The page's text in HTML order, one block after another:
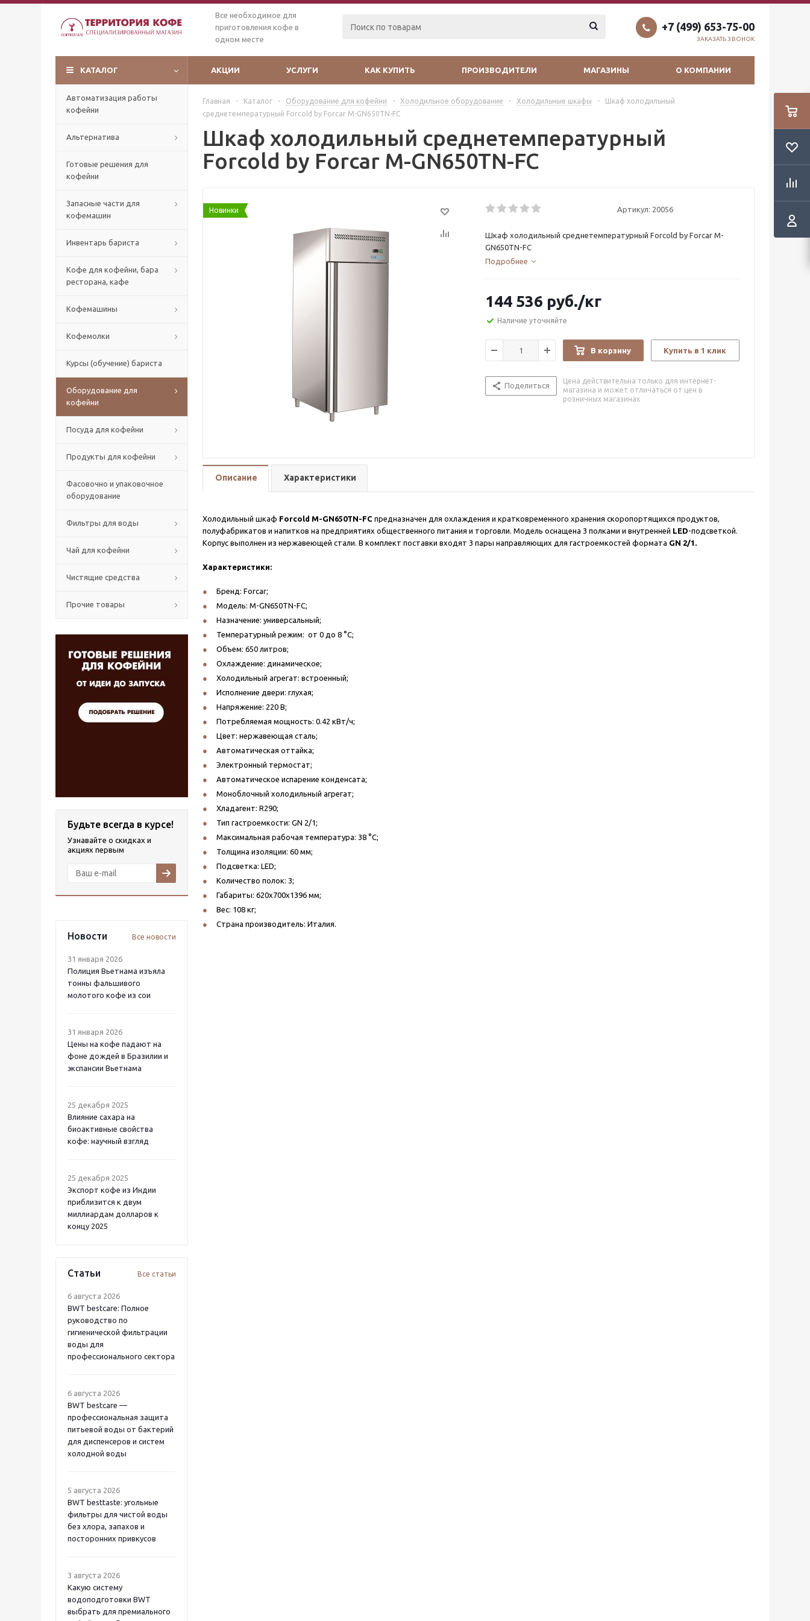
Все необходимое для
приготовления кофе в
одном месте
+7 (499) 653-75-00
ЗАКАЗАТЬ ЗВОНОК
КАТАЛОГ АКЦИИ УСЛУГИ КАК КУПИТЬ ПРОИЗВОДИТЕЛИ МАГАЗИНЫ О КОМПАНИИ
Автоматизация работы
кофейни
Альтернатива
Готовые решения для
кофейни
Запасные части для
кофемашин
Инвентарь бариста
Кофе для кофейни, бара
ресторана, кафе
Кофемашины
Кофемолки
Курсы (обучение) бариста
Оборудование для
кофейни
Посуда для кофейни
Продукты для кофейни
Фасовочно и упаковочное
оборудование
Фильтры для воды
Чай для кофейни
Чистящие средства
Прочие товары
Будьте всегда в курсе!
Узнавайте о скидках и
акциях первым
Новости Все новости
31 января 2026
Полиция Вьетнама изъяла
тонны фальшивого
молотого кофе из сои
31 января 2026
Цены на кофе падают на
фоне дождей в Бразилии и
экспансии Вьетнама
25 декабря 2025
Влияние сахара на
биоактивные свойства
кофе: научный взгляд
25 декабря 2025
Экспорт кофе из Индии
приблизится к двум
миллиардам долларов к
концу 2025
Статьи Все статьи
6 августа 2026
BWT bestcare: Полное
руководство по
гигиенической фильтрации
воды для
профессионального сектора
6 августа 2026
BWT bestcare —
профессиональная защита
питьевой воды от бактерий
для диспенсеров и систем
холодной воды
5 августа 2026
BWT besttaste: угольные
фильтры для чистой воды
без хлора, запахов и
посторонних привкусов
3 августа 2026
Какую систему
водоподготовки BWT
выбрать для премиального
Главная - Каталог - Оборудование для кофейни - Холодильное оборудование - Холодильные шкафы -
Шкаф холодильный
среднетемпературный Forcold by Forcar M-GN650TN-FC
Шкаф холодильный среднетемпературный
Forcold by Forcar M-GN650TN-FC
Новинки Артикул: 20056
Шкаф холодильный среднетемпературный Forcold by Forcar M-
GN650TN-FC
Подробнее
144 536 руб./кг
Наличие уточняйте
В корзину Купить в 1 клик
Поделиться
Цена действительна только для интернет-
магазина и может отличаться от цен в
розничных магазинах
Описание Характеристики
Холодильный шкаф Forcold M-GN650TN-FC предназначен для охлаждения и кратковременного хранения скоропортящихся продуктов,
полуфабрикатов и напитков на предприятиях общественного питания и торговли. Модель оснащена 3 полками и внутренней LED-подсветкой.
Корпус выполнен из нержавеющей стали. В комплект поставки входят 3 пары направляющих для гастроемкостей формата GN 2/1.
Характеристики:
Бренд: Forcar;
Модель: M-GN650TN-FC;
Назначение: универсальный;
Температурный режим: от 0 до 8 °C;
Объем: 650 литров;
Охлаждение: динамическое;
Холодильный агрегат: встроенный;
Исполнение двери: глухая;
Напряжение: 220 В;
Потребляемая мощность: 0.42 кВт/ч;
Цвет: нержавеющая сталь;
Автоматическая оттайка;
Электронный термостат;
Автоматическое испарение конденсата;
Моноблочный холодильный агрегат;
Хладагент: R290;
Тип гастроемкости: GN 2/1;
Максимальная рабочая температура: 38 °C;
Толщина изоляции: 60 мм;
Подсветка: LED;
Количество полок: 3;
Габариты: 620х700х1396 мм;
Вес: 108 кг;
Страна производитель: Италия.